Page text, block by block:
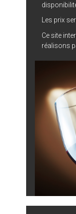
Les prix
Ce site
réalisons